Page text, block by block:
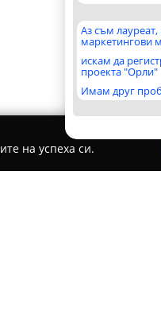
Аз съм
маркетингови
искам да
проекта "Орли"
Имам друг
на успеха си.